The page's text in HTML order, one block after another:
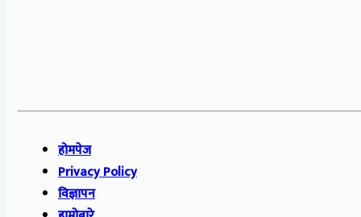
होमपेज
Privacy Policy
विज्ञापन